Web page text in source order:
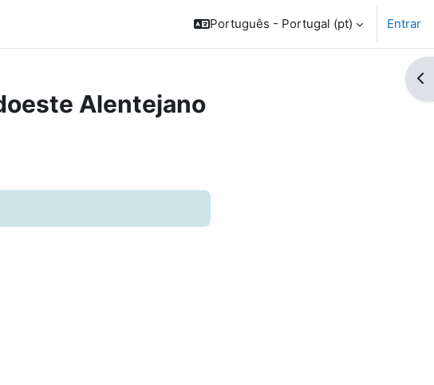
Português - Portugal ‎(pt)‎ Entrar
Alentejano